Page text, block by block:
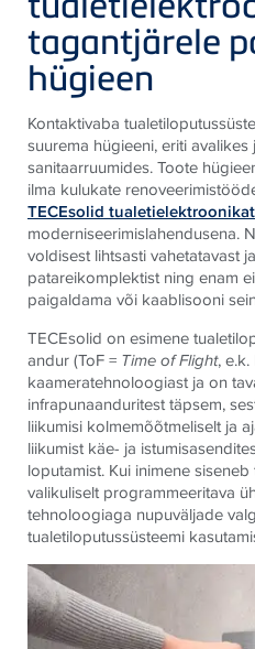
tagantjärele
hügieen
Kontaktivaba
suurema hügieeni, eriti
sanitaarruumides. Toote
ilma kulukate
TECEsolid tualetielektroonikat
moderniseerimislahendusena.
voldisest lihtsasti vahetatavast
patareikomplektist ning enam
paigaldama või kaablisooni
TECEsolid on esimene
andur (ToF = Time of Flight,
kaameratehnoloogiast ja on
infrapunaanduritest täpsem,
liikumisi kolmemõõtmeliselt ja
liikumist käe- ja
loputamist. Kui inimene
valikuliselt programmeeritava
tehnoloogiaga nupuväljade
tualetiloputussüsteemi